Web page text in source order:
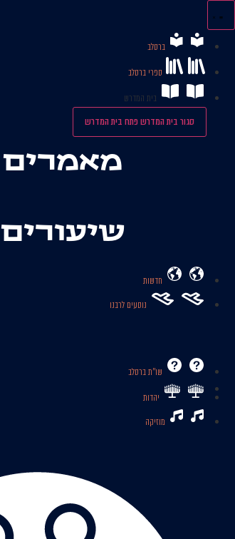
לתוכן
ברסלב
ספרי ברסלב
בית המדרש
סגור בית המדרשפתח בית המדרש
מאמרים
שיעורים
חדשות
נוסעים לרבנו
שו’’ת ברסלב
יהדות
מוזיקה